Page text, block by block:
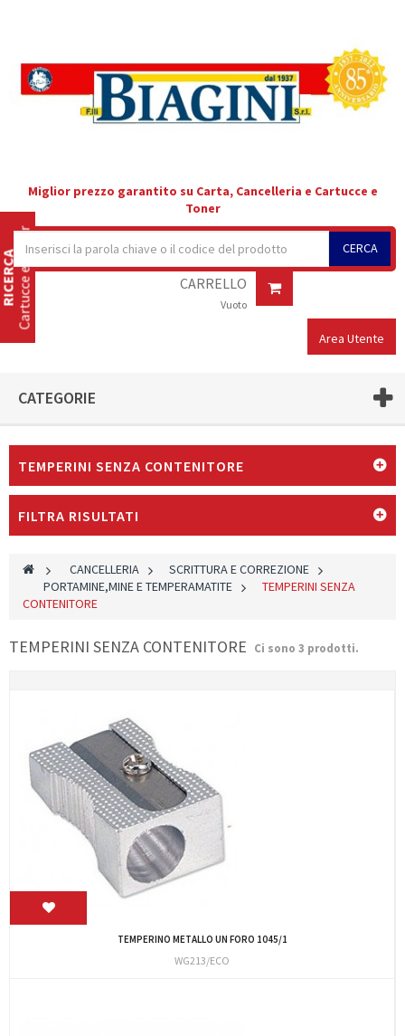
Miglior prezzo garantito su Carta, Cancelleria e Cartucce e
Toner
CERCA
CARRELLO
Vuoto
Area Utente
CATEGORIE
TEMPERINI SENZA CONTENITORE
FILTRA RISULTATI
> CANCELLERIA >
SCRITTURA E CORREZIONE
PORTAMINE,MINE E TEMPERAMATITE >
TEMPERINI SENZA
CONTENITORE
TEMPERINI SENZA CONTENITORE Ci sono 3 prodotti.
TEMPERINO METALLO UN FORO 1045/1
WG213/ECO
Cartucce e Toner